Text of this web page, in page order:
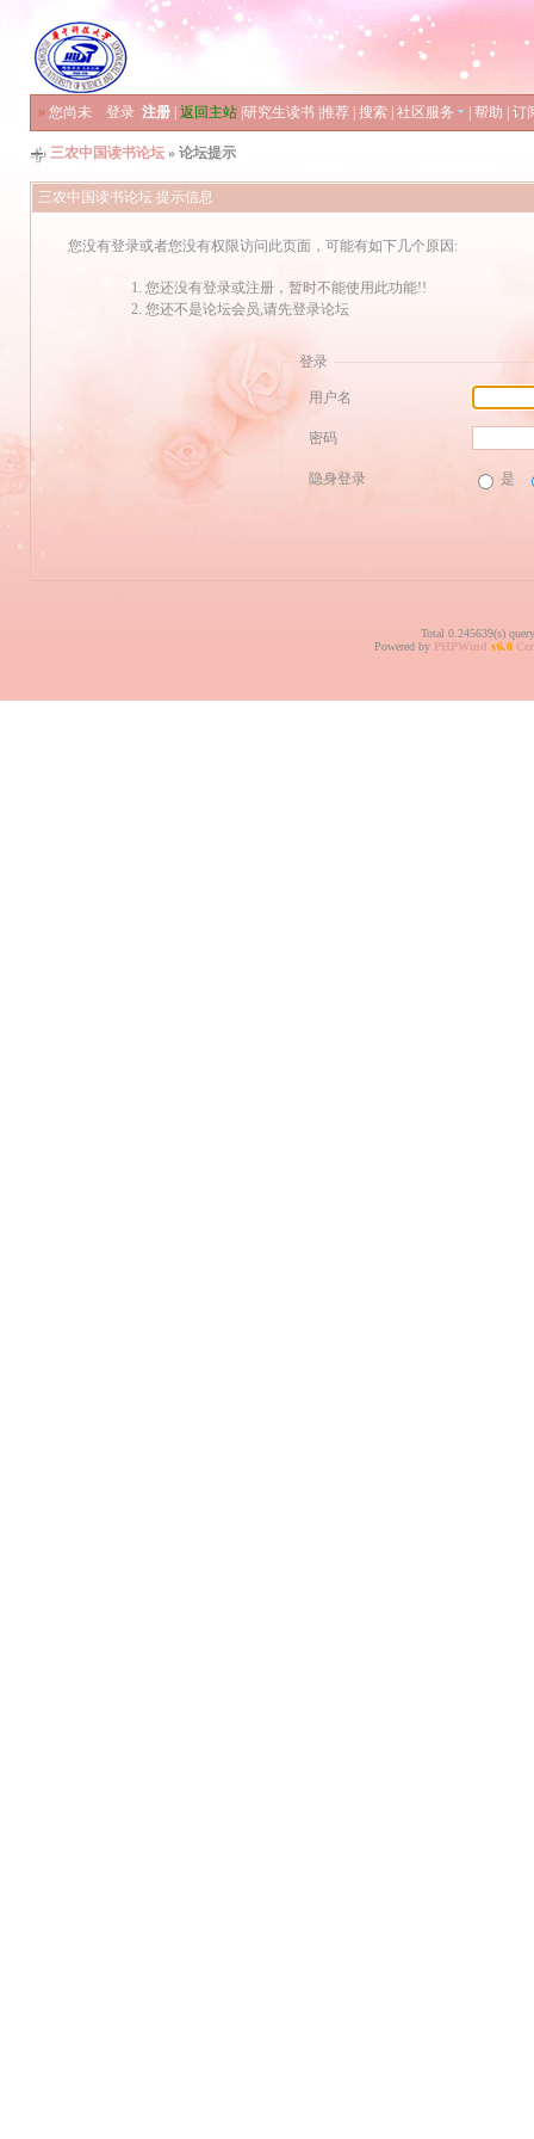
» 您尚未 登录 注册 返回主站 研究生读书 推荐 搜索 社区服务 帮助 订
三农中国读书论坛 » 论坛提示
三农中国读书论坛 提示信息
您没有登录或者您没有权限访问此页面，可能有如下几个原因:
您还没有登录或注册，暂时不能使用此功能!!
您还不是论坛会员,请先登录论坛
登录
用户名
密码
隐身登录 是
Total 0.245639(s)
Powered by PHPWind v6.0